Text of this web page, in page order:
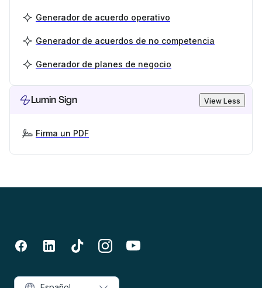
Generador de acuerdo operativo
Generador de acuerdos de no competencia
Generador de planes de negocio
Lumin Sign View Less
Firma un PDF